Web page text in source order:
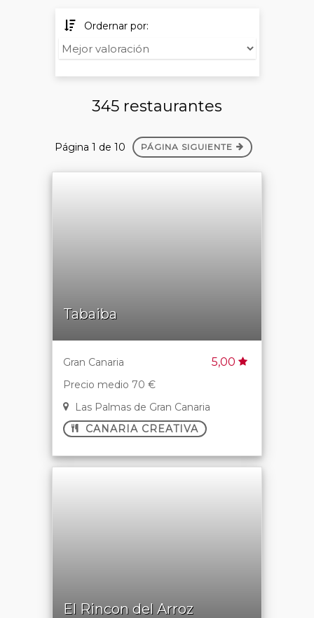
Ordernar por:
345 restaurantes
Página 1 de 10 PÁGINA SIGUIENTE
Tabaiba
Gran Canaria 5,00
Precio medio 70 €
Las Palmas de Gran Canaria
CANARIA CREATIVA
El Rincon del Arroz